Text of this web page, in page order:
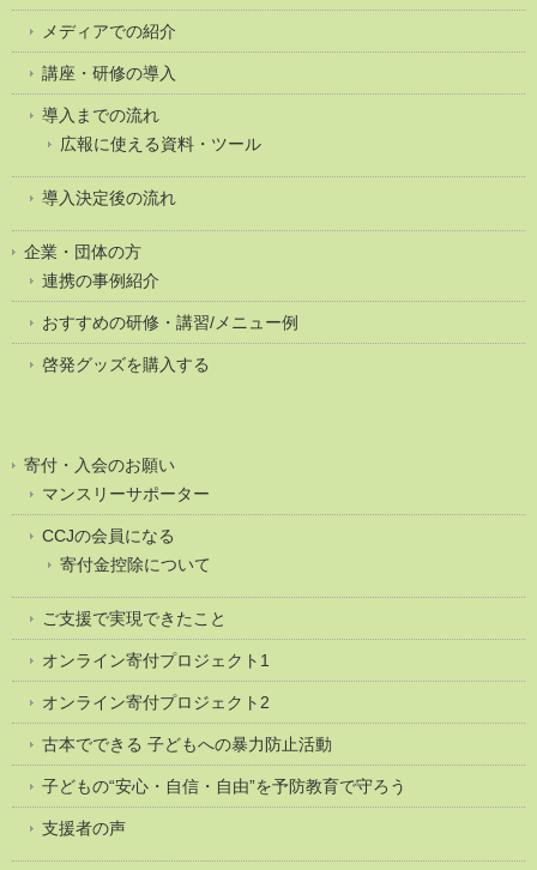
メディアでの紹介
講座・研修の導入
導入までの流れ
広報に使える資料・ツール
導入決定後の流れ
企業・団体の方
連携の事例紹介
おすすめの研修・講習/メニュー例
啓発グッズを購入する
寄付・入会のお願い
マンスリーサポーター
CCJの会員になる
寄付金控除について
ご支援で実現できたこと
オンライン寄付プロジェクト1
オンライン寄付プロジェクト2
古本でできる 子どもへの暴力防止活動
子どもの“安心・自信・自由”を予防教育で守ろう
支援者の声